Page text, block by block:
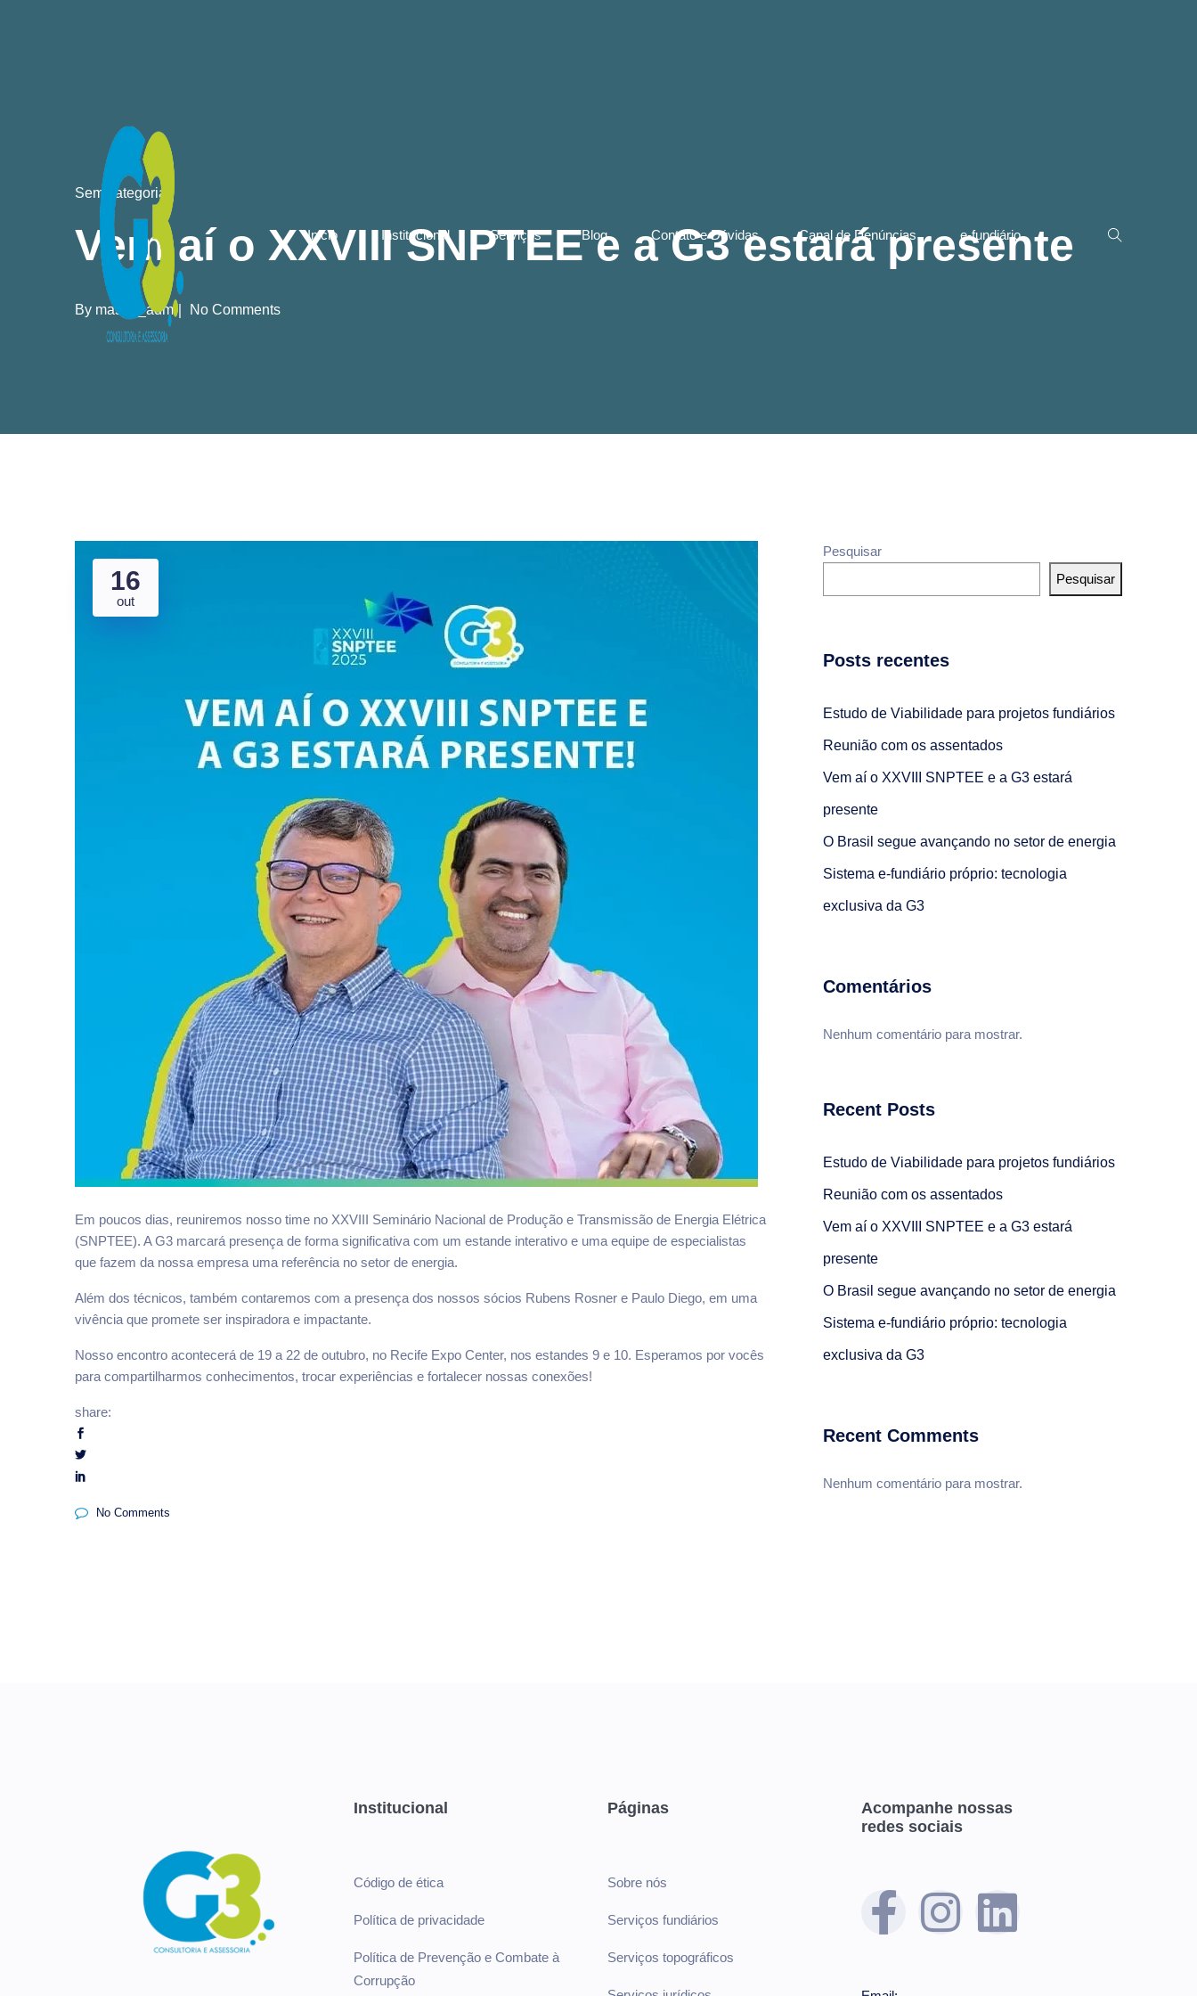
Inicio Institucional Serviços Blog Contato e Dúvidas Canal de Denúncias e-fundiário
Sem categoria
Vem aí o XXVIII SNPTEE e a G3 estará presente
By master_adm No Comments
16
out
Em poucos dias, reuniremos nosso time no XXVIII Seminário Nacional de Produção e Transmissão de Energia Elétrica
(SNPTEE). A G3 marcará presença de forma significativa com um estande interativo e uma equipe de especialistas
que fazem da nossa empresa uma referência no setor de energia.
Além dos técnicos, também contaremos com a presença dos nossos sócios Rubens Rosner e Paulo Diego, em uma
vivência que promete ser inspiradora e impactante.
Nosso encontro acontecerá de 19 a 22 de outubro, no Recife Expo Center, nos estandes 9 e 10. Esperamos por vocês
para compartilharmos conhecimentos, trocar experiências e fortalecer nossas conexões!
share:
No Comments
Pesquisar
Pesquisar
Posts recentes
Estudo de Viabilidade para projetos fundiários
Reunião com os assentados
Vem aí o XXVIII SNPTEE e a G3 estará
presente
O Brasil segue avançando no setor de energia
Sistema e-fundiário próprio: tecnologia
exclusiva da G3
Comentários
Nenhum comentário para mostrar.
Recent Posts
Estudo de Viabilidade para projetos fundiários
Reunião com os assentados
Vem aí o XXVIII SNPTEE e a G3 estará
presente
O Brasil segue avançando no setor de energia
Sistema e-fundiário próprio: tecnologia
exclusiva da G3
Recent Comments
Nenhum comentário para mostrar.
Institucional
Código de ética
Política de privacidade
Política de Prevenção e Combate à
Corrupção
Páginas
Sobre nós
Serviços fundiários
Serviços topográficos
Acompanhe nossas
redes sociais